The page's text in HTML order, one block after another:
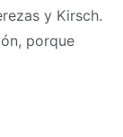
y Kirsch.
porque